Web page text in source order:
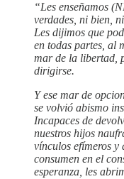
“Les enseñamos
verdades, ni bien,
Les dijimos que
en todas partes, al
mar de la libertad,
dirigirse.
Y ese mar de
se volvió abismo
Incapaces de
nuestros hijos
vínculos efímeros y
consumen en el
esperanza, les